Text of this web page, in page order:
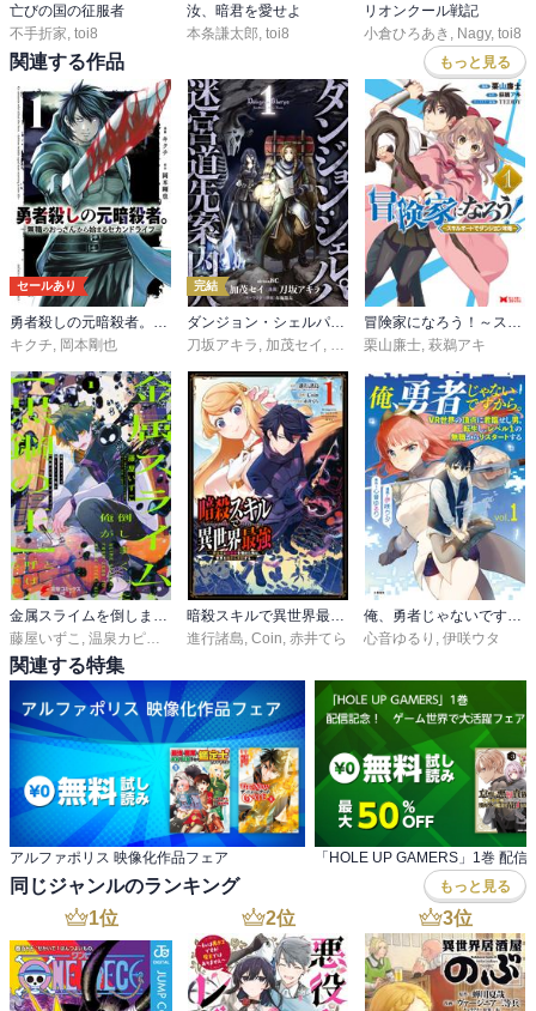
亡びの国の征服者
不手折家 toi8
汝、暗君を愛せよ
本条謙太郎 toi8
リオンクール戦記
小倉ひろあき
Nagy, toi8
関連する作品 もっと見る
セールあり
勇者殺しの元暗殺者。～無職のおっさんから始まるセカンドライフ～【電子単行本】
キクチ, 岡本剛也
完結
ダンジョン・シェルパ 迷宮道先案内人
刀坂アキラ , 加茂セイ , 布施龍太
冒険家になろう！～スキルボードでダンジョン攻略～（コミック）
栗山廉士, 萩鵜アキ
藤屋いずこ
温泉カピバラ 山椒魚
進行諸島 Coin 赤井てら
心音ゆるり
伊咲ウタ
関連する特集
アルファポリス 映像化作品フェア
同じジャンルのランキング もっと見る
1位 2位 3位